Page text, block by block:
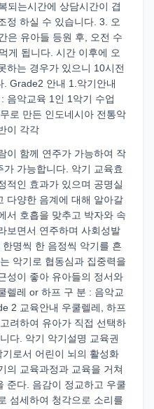
되는시간에 상담시간이 겹
정 하실 수 있습니다. 3. 오
은 유아들 등원 후, 오전 수
게 됩니다. 시간 이후에 오
하는 경우가 있으니 10시전
. Grade2 안내 1.악기안내
음악교육 1인 1악기 수업
로 만든 인도네시아 전통악
이 각각
이 함께 연주가 가능하여 작
가능합니다. 악기 교육효
적인 효과가 있으며 공명실
다양한 음계에 대해 알아갈
서 호흡을 맞추고 박자와 속
보면서 연주하며 사회성발
명씩 한 음정씩 악기를 흔
악기로 협동심과 집중력을
성이 좋아 유아들의 정서와
렐레 or 하프 구 분 : 음악교
2 교육안내 우쿨렐레, 하프
려하여 유아가 직접 선택하
다. 악기 악기설명 교육권
로서 어린이 뇌의 활성화
의 교육과정과 교육을 거쳐
준다. 음감이 정교하고 우쿨
섬세하여 청각으로 소리를